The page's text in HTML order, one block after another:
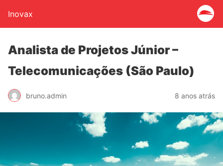
Inovax
Analista de Projetos Júnior –
Telecomunicações (São Paulo)
bruno.admin 8 anos atrás